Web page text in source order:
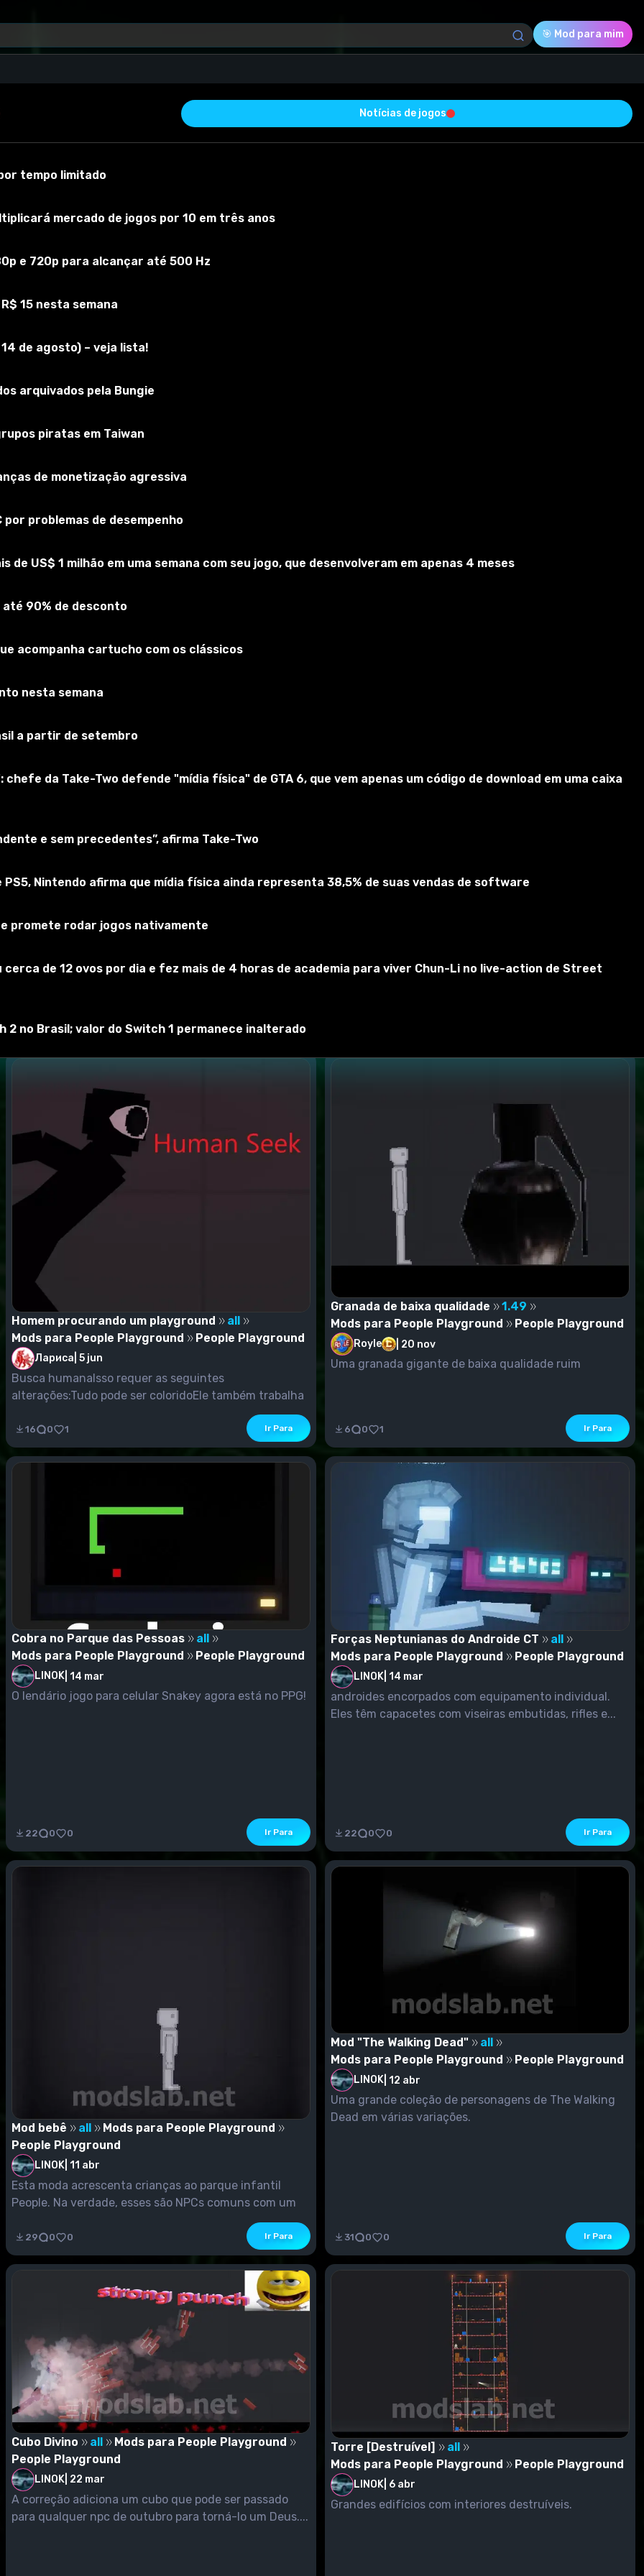
🎯 Mod para mim
material Versão do mod:
se no jogo
Homem procurando um playground
all
Mods para People Playground
People Playground
Лариса 5 jun
Busca humanaIsso requer as seguintes
alterações:Tudo pode ser coloridoEle também trabalha
16 0 1 Ir Para
Granada de baixa qualidade
1.49
Mods para People Playground
People Playground
Royle 20 nov
Uma granada gigante de baixa qualidade ruim
6 0 1 Ir Para
Cobra no Parque das Pessoas
all
Mods para People Playground
People Playground
LINOK 14 mar
O lendário jogo para celular Snakey agora está no PPG!
22 0 0 Ir Para
Forças Neptunianas do Androide CT
all
Mods para People Playground
People Playground
LINOK 14 mar
androides encorpados com equipamento individual.
Eles têm capacetes com viseiras embutidas, rifles e...
22 0 0 Ir Para
Mod bebê all
Mods para People Playground
People Playground
LINOK 11 abr
Esta moda acrescenta crianças ao parque infantil
People. Na verdade, esses são NPCs comuns com um
29 0 0 Ir Para
Mod "The Walking Dead"
all
Mods para People Playground
People Playground
LINOK 12 abr
Uma grande coleção de personagens de The Walking
Dead em várias variações.
31 0 0 Ir Para
Cubo Divino all
Mods para People Playground
People Playground
LINOK 22 mar
A correção adiciona um cubo que pode ser passado
para qualquer npc de outubro para torná-lo um Deus....
Torre [Destruível]
all
Mods para People Playground
People Playground
LINOK 6 abr
Grandes edifícios com interiores destruíveis.
Download (281.72 Kb)
Notícias de jogos
tempo limitado
mercado de jogos por 10 em três anos
e 720p para alcançar até 500 Hz
15 nesta semana
de agosto) – veja lista!
arquivados pela Bungie
piratas em Taiwan
de monetização agressiva
problemas de desempenho
US$ 1 milhão em uma semana com seu jogo, que desenvolveram em apenas 4 meses
até 90% de desconto
acompanha cartucho com os clássicos
nesta semana
a partir de setembro
da Take-Two defende "mídia física" de GTA 6, que vem apenas um código de download em uma caixa
e sem precedentes”, afirma Take-Two
Nintendo afirma que mídia física ainda representa 38,5% de suas vendas de software
e promete rodar jogos nativamente
cerca de 12 ovos por dia e fez mais de 4 horas de academia para viver Chun-Li no live-action de Street
no Brasil; valor do Switch 1 permanece inalterado